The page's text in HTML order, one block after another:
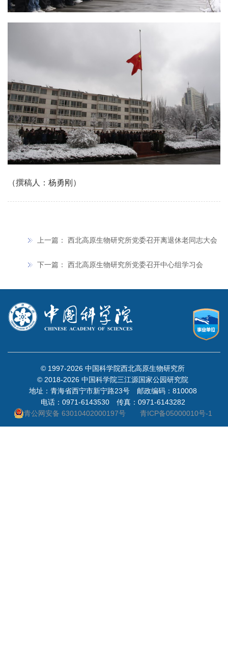
（撰稿人：杨勇刚）
上一篇： 西北高原生物研究所党委召开离退休老同志大会
下一篇： 西北高原生物研究所党委召开中心组学习会
© 1997-2026 中国科学院西北高原生物研究所
© 2018-2026 中国科学院三江源国家公园研究院
地址：青海省西宁市新宁路23号 邮政编码：810008
电话：0971-6143530 传真：0971-6143282
青公网安备 63010402000197号
青ICP备05000010号-1